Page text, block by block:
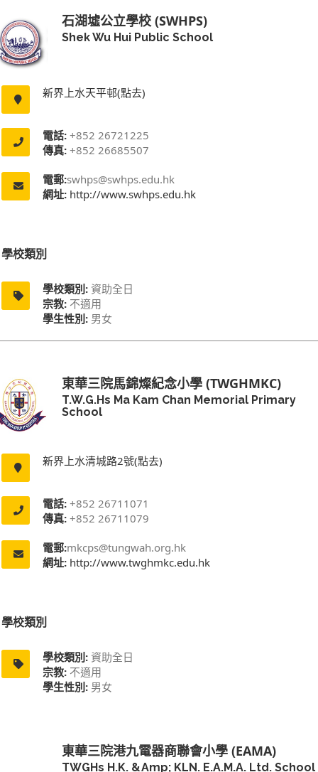
石湖墟公立學校 (SWHPS)
Shek Wu Hui Public School
新界上水天平邨(點去)
電話: +852 26721225
傳真: +852 26685507
電郵:swhps@swhps.edu.hk
網址: http://www.swhps.edu.hk
學校類別
學校類別: 資助全日
宗教: 不適用
學生性別: 男女
東華三院馬錦燦紀念小學 (TWGHMKC)
T.W.G.Hs Ma Kam Chan Memorial Primary
School
新界上水清城路2號(點去)
電話: +852 26711071
傳真: +852 26711079
電郵:mkcps@tungwah.org.hk
網址: http://www.twghmkc.edu.hk
學校類別
學校類別: 資助全日
宗教: 不適用
學生性別: 男女
東華三院港九電器商聯會小學 (EAMA)
TWGHs H.K. &amp; KLN. E.A.M.A. Ltd. School